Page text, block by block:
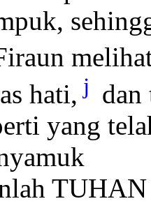
hati, j dan
yang
TUHAN